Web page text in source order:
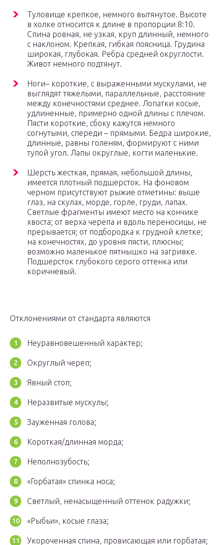
Туловище крепкое, немного вытянутое. Высоте
в холке относится к длине в пропорции 8:10.
Спина ровная, не узкая, круп длинный, немного
с наклоном. Крепкая, гибкая поясница. Грудина
широкая, глубокая. Ребра средней округлости.
Живот немного подтянут.
Ноги– короткие, с выраженными мускулами, не
выглядят тяжелыми, параллельные, расстояние
между конечностями среднее. Лопатки косые,
удлиненные, примерно одной длины с плечом.
Пясти короткие, сбоку кажутся немного
согнутыми, спереди – прямыми. Бедра широкие,
длинные, равны голеням, формируют с ними
тупой угол. Лапы округлые, когти маленькие.
Шерсть жесткая, прямая, небольшой длины,
имеется плотный подшерсток. На фоновом
черном присутствуют рыжие отметины: выше
глаз, на скулах, морде, горле, груди, лапах.
Светлые фрагменты имеют место на кончике
хвоста; от верха черепа и вдоль переносицы, не
прерывается; от подбородка к грудной клетке;
на конечностях, до уровня пясти, плюсны;
возможно маленькое пятнышко на загривке.
Подшерсток глубокого серого оттенка или
коричневый.
Отклонениями от стандарта являются
Неуравновешенный характер;
Округлый череп;
Явный стоп;
Неразвитые мускулы;
Зауженная голова;
Короткая/длинная морда;
Неполнозубость;
«Горбатая» спинка носа;
Светлый, ненасыщенный оттенок радужки;
«Рыбьи», косые глаза;
Укороченная спина, провисающая или горбатая;